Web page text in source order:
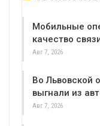
Мобильные
качество
Авг 7, 2026
Во Львовской
выгнали из
Авг 7, 2026